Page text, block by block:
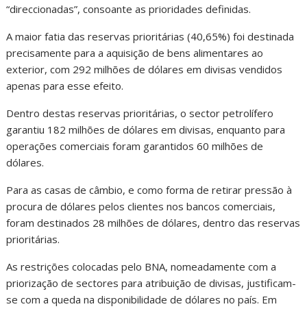
“direccionadas”, consoante as prioridades definidas.
A maior fatia das reservas prioritárias (40,65%) foi destinada
precisamente para a aquisição de bens alimentares ao
exterior, com 292 milhões de dólares em divisas vendidos
apenas para esse efeito.
Dentro destas reservas prioritárias, o sector petrolífero
garantiu 182 milhões de dólares em divisas, enquanto para
operações comerciais foram garantidos 60 milhões de
dólares.
Para as casas de câmbio, e como forma de retirar pressão à
procura de dólares pelos clientes nos bancos comerciais,
foram destinados 28 milhões de dólares, dentro das reservas
prioritárias.
As restrições colocadas pelo BNA, nomeadamente com a
priorização de sectores para atribuição de divisas, justificam-
se com a queda na disponibilidade de dólares no país. Em